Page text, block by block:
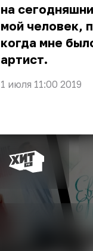
на
мой человек,
когда мне
артист.
1 июля 11:00 2019